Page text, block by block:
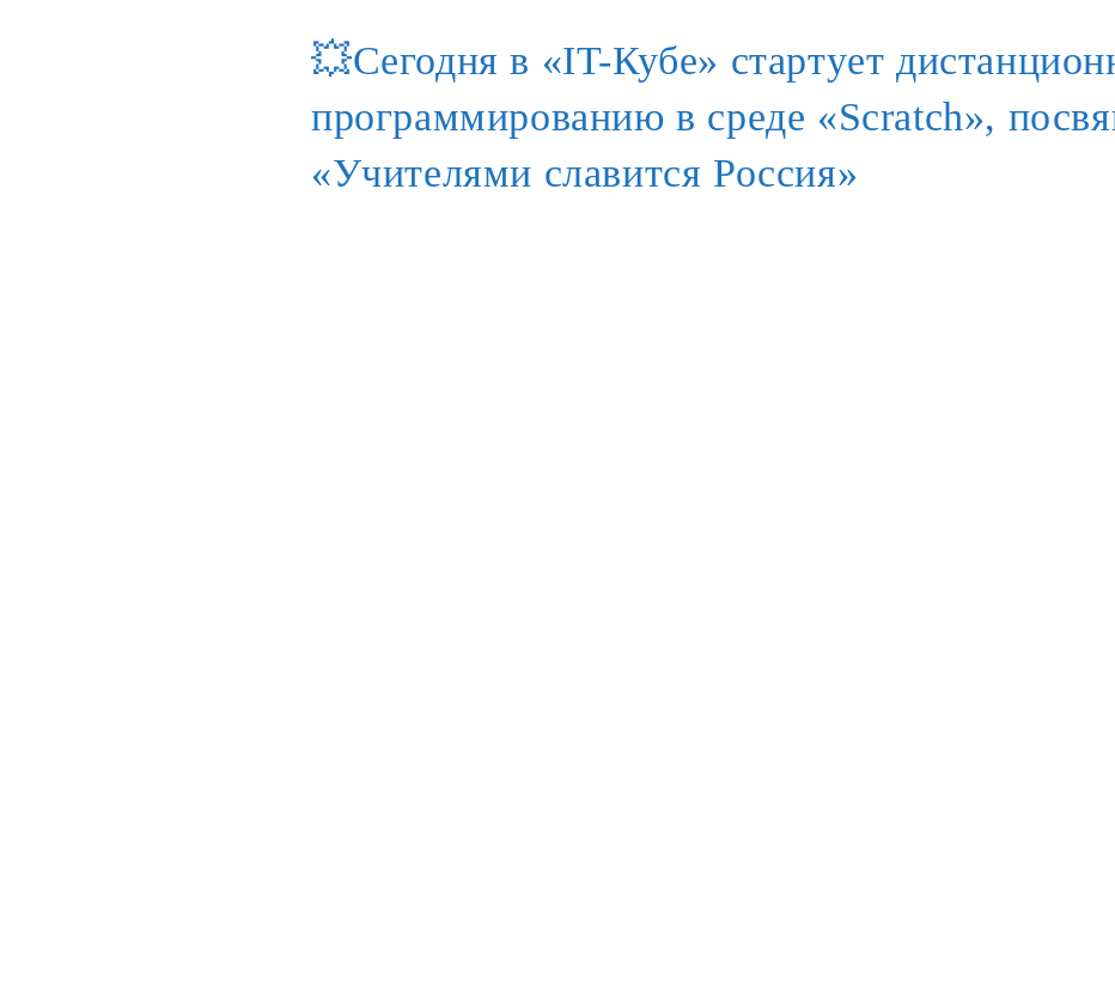
💥Сегодня в «IT-Кубе» стартует
программированию в среде «Scratch»,
«Учителями славится Россия»